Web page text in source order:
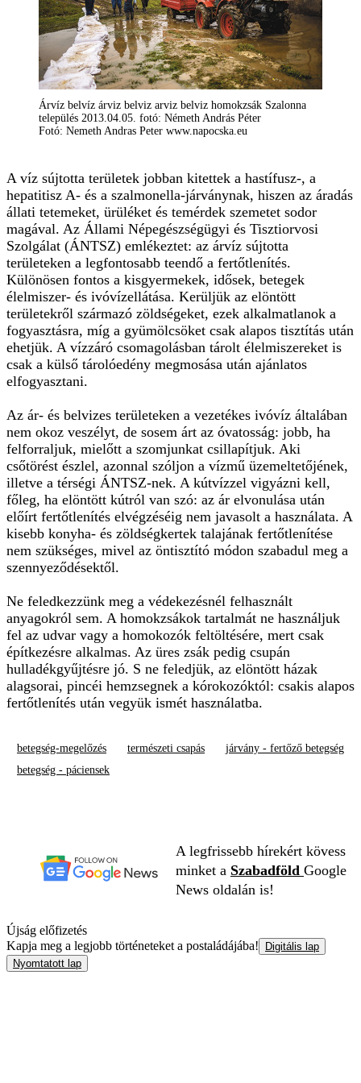
Árvíz belvíz árviz belviz arviz belviz homokzsák Szalonna
település 2013.04.05. fotó: Németh András Péter
Fotó: Nemeth Andras Peter www.napocska.eu
A víz sújtotta területek jobban kitettek a hastífusz-, a
hepatitisz A- és a szalmonella-járványnak, hiszen az áradás
állati tetemeket, ürüléket és temérdek szemetet sodor
magával. Az Állami Népegészségügyi és Tisztiorvosi
Szolgálat (ÁNTSZ) emlékeztet: az árvíz sújtotta
területeken a legfontosabb teendő a fertőtlenítés.
Különösen fontos a kisgyermekek, idősek, betegek
élelmiszer- és ivóvízellátása. Kerüljük az elöntött
területekről származó zöldségeket, ezek alkalmatlanok a
fogyasztásra, míg a gyümölcsöket csak alapos tisztítás után
ehetjük. A vízzáró csomagolásban tárolt élelmiszereket is
csak a külső tárolóedény megmosása után ajánlatos
elfogyasztani.
Az ár- és belvizes területeken a vezetékes ivóvíz általában
nem okoz veszélyt, de sosem árt az óvatosság: jobb, ha
felforraljuk, mielőtt a szomjunkat csillapítjuk. Aki
csőtörést észlel, azonnal szóljon a vízmű üzemeltetőjének,
illetve a térségi ÁNTSZ-nek. A kútvízzel vigyázni kell,
főleg, ha elöntött kútról van szó: az ár elvonulása után
előírt fertőtlenítés elvégzéséig nem javasolt a használata. A
kisebb konyha- és zöldségkertek talajának fertőtlenítése
nem szükséges, mivel az öntisztító módon szabadul meg a
szennyeződésektől.
Ne feledkezzünk meg a védekezésnél felhasznált
anyagokról sem. A homokzsákok tartalmát ne használjuk
fel az udvar vagy a homokozók feltöltésére, mert csak
építkezésre alkalmas. Az üres zsák pedig csupán
hulladékgyűjtésre jó. S ne feledjük, az elöntött házak
alagsorai, pincéi hemzsegnek a kórokozóktól: csakis alapos
fertőtlenítés után vegyük ismét használatba.
betegség-megelőzés természeti csapás
járvány - fertőző betegség
betegség - páciensek
A legfrissebb hírekért kövess
minket a Szabadföld Google
News oldalán is!
Újság előfizetés
Kapja meg a legjobb történeteket a postaládájába!
Digitális lap
Nyomtatott lap